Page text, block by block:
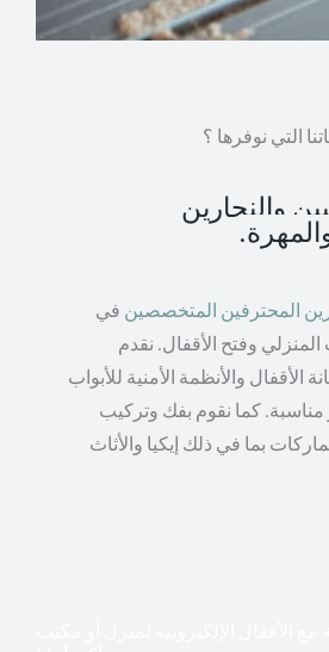
التي نوفرها ؟
والنجارين
المحترفين المتخصصين في
المنزلي وفتح الأقفال. نقدم
والأنظمة الأمنية للأبواب
مناسبة. كما نقوم بفك وتركيب
بما في ذلك إيكيا والأثاث